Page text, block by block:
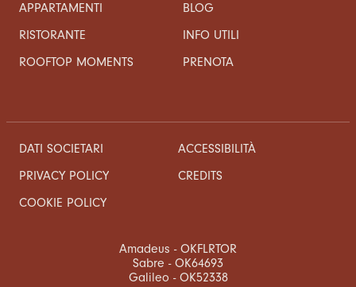
APPARTAMENTI
RISTORANTE
ROOFTOP MOMENTS
BLOG
INFO UTILI
PRENOTA
DATI SOCIETARI
PRIVACY POLICY
COOKIE POLICY
ACCESSIBILITÀ
CREDITS
Amadeus - OKFLRTOR
Sabre - OK64693
Galileo - OK52338